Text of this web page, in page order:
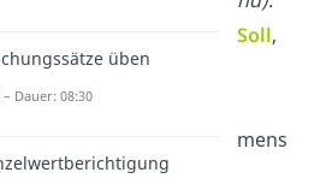
buchst du imSoll,
AbgängeimHaben
Ertragskonten
Einnahmen des Unternehmens
(z. B. Umsatzerlöse,
üben
Dauer: 08:30